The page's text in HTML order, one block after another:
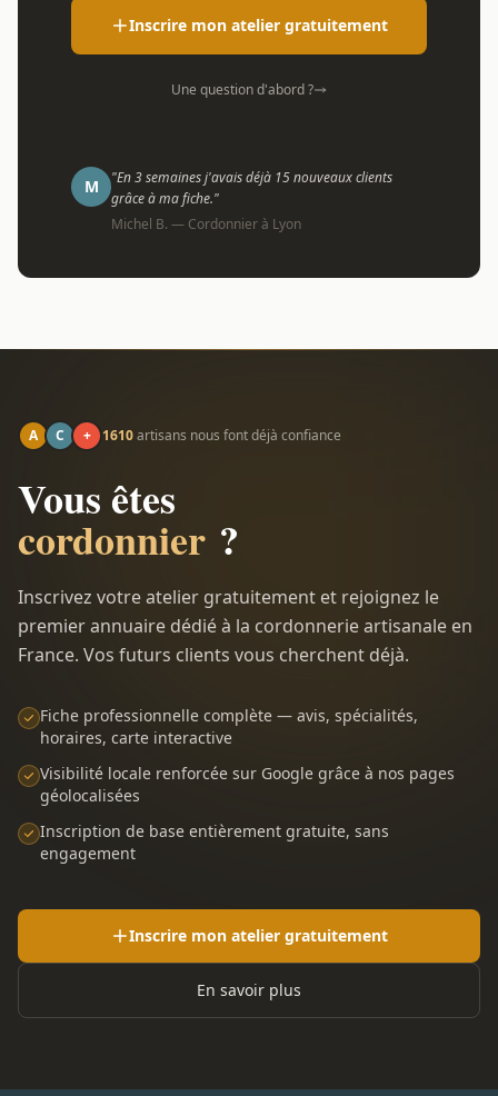
Inscrire mon atelier gratuitement
Une question d'abord ?
M
"En 3 semaines j'avais déjà 15 nouveaux clients
grâce à ma fiche."
Michel B. — Cordonnier à Lyon
A C + 1610artisans nous font déjà confiance
Vous êtes
cordonnier ?
Inscrivez votre atelier gratuitement et rejoignez le
premier annuaire dédié à la cordonnerie artisanale en
France. Vos futurs clients vous cherchent déjà.
Fiche professionnelle complète — avis, spécialités,
horaires, carte interactive
Visibilité locale renforcée sur Google grâce à nos pages
géolocalisées
Inscription de base entièrement gratuite, sans
engagement
Inscrire mon atelier gratuitement
En savoir plus